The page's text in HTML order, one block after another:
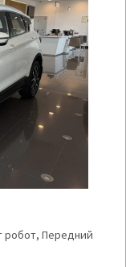
робот, Передний